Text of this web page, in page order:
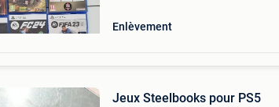
Enlèvement
Jeux Steelbooks pour PS5